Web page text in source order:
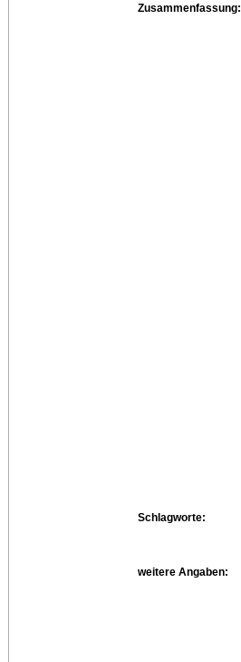
Zusammenfassung:
Schlagworte:
weitere Angaben: